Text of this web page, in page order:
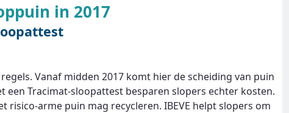
in 2017
Vanaf midden 2017 komt hier de scheiding van puin
Tracimat-sloopattest besparen slopers echter kosten.
arme puin mag recycleren. IBEVE helpt slopers om